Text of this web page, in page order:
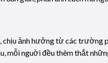
chịu ảnh hưởng từ các
mỗi nguời đều thêm thắt